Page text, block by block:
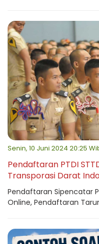
Senin, 10 Juni 2024 20:25
Pendaftaran PTDI
Transporasi Darat
Pendaftaran Sipencatar
Online, Pendaftaran